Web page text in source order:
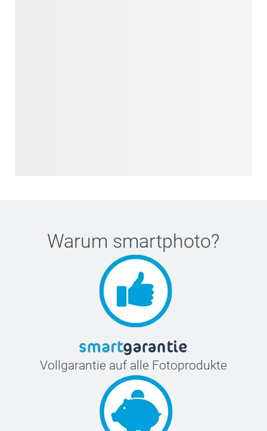
Warum smartphoto?
Vollgarantie auf alle Fotoprodukte